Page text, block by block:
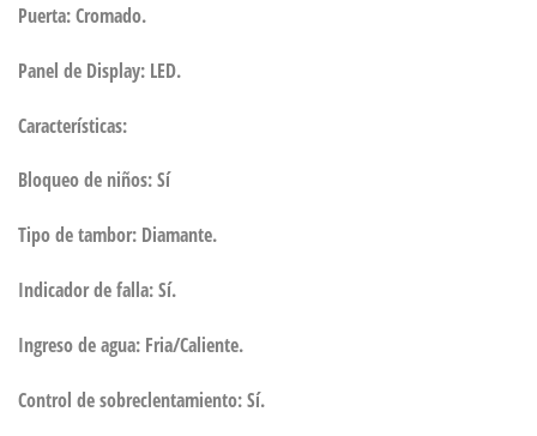
Puerta:Cromado.
Panel de Display: LED.
Características:
Bloqueo de niños:Sí
Tipo de tambor: Diamante.
Indicador de falla:Sí.
Ingreso de agua: Fria/Caliente.
Control de sobreclentamiento:Sí.